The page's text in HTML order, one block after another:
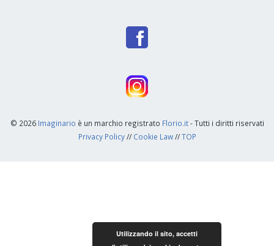
© 2026 Imaginario è un marchio registrato Florio.it- Tutti i diritti riservati
Privacy Policy// Cookie Law//TOP
Utilizzando il sito, accetti